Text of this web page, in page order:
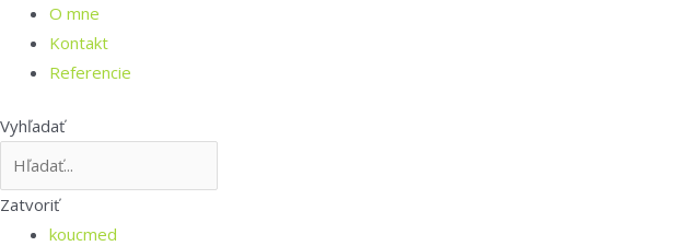
O mne
Kontakt
Referencie
Vyhľadať
Zatvoriť
koucmed